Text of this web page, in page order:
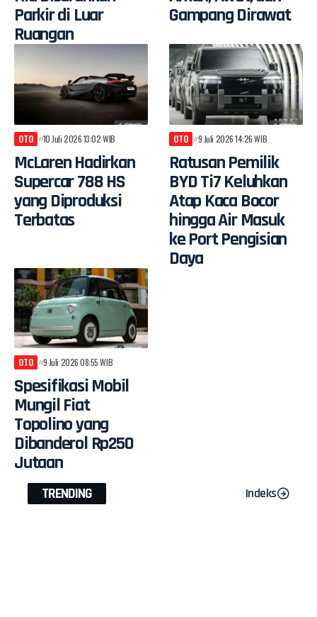
Parkir di Luar
Ruangan
Gampang Dirawat
OTO 10 Juli 2026 13:02 WIB
McLaren Hadirkan
Supercar 788 HS
yang Diproduksi
Terbatas
OTO 9 Juli 2026 14:26 WIB
Ratusan Pemilik
BYD Ti7 Keluhkan
Atap Kaca Bocor
hingga Air Masuk
ke Port Pengisian
Daya
OTO 9 Juli 2026 08:55 WIB
Spesifikasi Mobil
Mungil Fiat
Topolino yang
Dibanderol Rp250
Jutaan
TRENDING Indeks